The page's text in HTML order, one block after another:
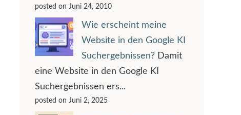
posted on Juni 24, 2010
Wie erscheint meine
Website in den Google KI
Suchergebnissen? Damit
eine Website in den Google KI
Suchergebnissen ers...
posted on Juni 2, 2025